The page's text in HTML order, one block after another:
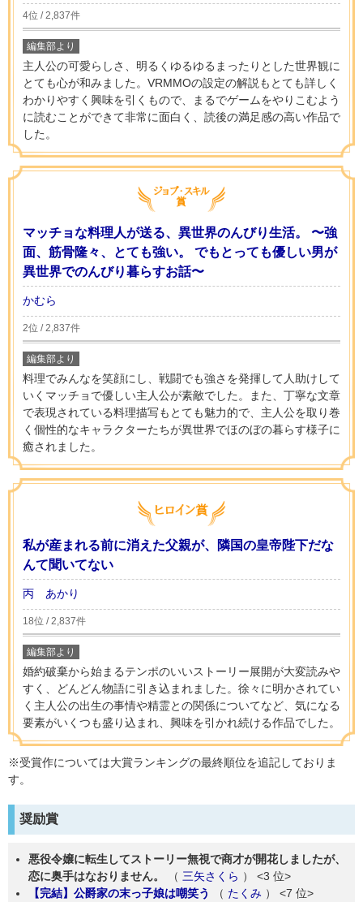
4位 / 2,837件
編集部より
主人公の可愛らしさ、明るくゆるゆるまったりとした世界観に
とても心が和みました。VRMMOの設定の解説もとても詳しく
わかりやすく興味を引くもので、まるでゲームをやりこむよう
に読むことができて非常に面白く、読後の満足感の高い作品で
した。
マッチョな料理人が送る、異世界のんびり生活。 〜強
面、筋骨隆々、とても強い。 でもとっても優しい男が
異世界でのんびり暮らすお話〜
かむら
2位 / 2,837件
編集部より
料理でみんなを笑顔にし、戦闘でも強さを発揮して人助けして
いくマッチョで優しい主人公が素敵でした。また、丁寧な文章
で表現されている料理描写もとても魅力的で、主人公を取り巻
く個性的なキャラクターたちが異世界でほのぼの暮らす様子に
癒されました。
私が産まれる前に消えた父親が、隣国の皇帝陛下だな
んて聞いてない
丙 あかり
18位 / 2,837件
編集部より
婚約破棄から始まるテンポのいいストーリー展開が大変読みや
すく、どんどん物語に引き込まれました。徐々に明かされてい
く主人公の出生の事情や精霊との関係についてなど、気になる
要素がいくつも盛り込まれ、興味を引かれ続ける作品でした。
※受賞作については大賞ランキングの最終順位を追記しておりま
す。
奨励賞
悪役令嬢に転生してストーリー無視で商才が開花しましたが、
恋に奥手はなおりません。
（ 三矢さくら ） <3 位>
【完結】公爵家の末っ子娘は嘲笑う
（ たくみ ） <7 位>